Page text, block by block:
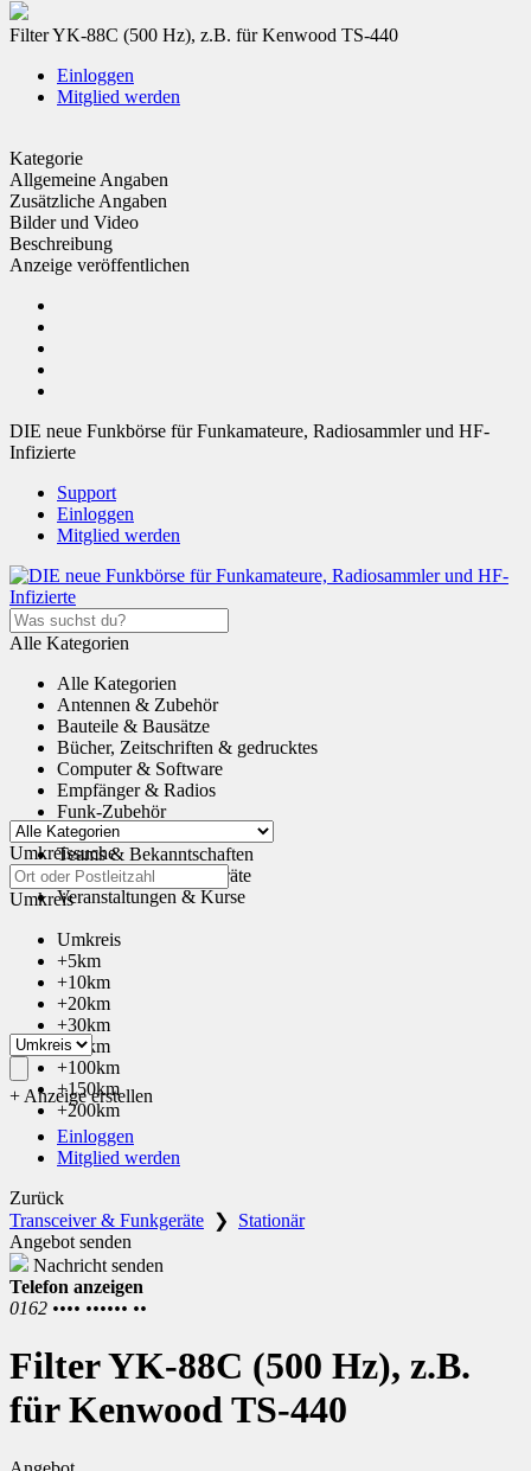
Filter YK-88C (500 Hz), z.B. für Kenwood TS-440
Einloggen
Mitglied werden
Kategorie
Allgemeine Angaben
Zusätzliche Angaben
Bilder und Video
Beschreibung
Anzeige veröffentlichen
DIE neue Funkbörse für Funkamateure, Radiosammler und HF-
Infizierte
Support
Einloggen
Mitglied werden
Alle Kategorien
Alle Kategorien
Antennen & Zubehör
Bauteile & Bausätze
Bücher, Zeitschriften & gedrucktes
Computer & Software
Empfänger & Radios
Funk-Zubehör
Tauschen & Schenken
Teams & Bekanntschaften
Transceiver & Funkgeräte
Veranstaltungen & Kurse
Umkreissuche
Umkreis
Umkreis
+5km
+10km
+20km
+30km
+50km
+100km
+150km
+200km
+ Anzeige erstellen
Einloggen
Mitglied werden
Zurück
Transceiver & Funkgeräte ❯ Stationär
Angebot senden
Nachricht senden
Telefon anzeigen
0162 •••• •••••• ••
Filter YK-88C (500 Hz), z.B.
für Kenwood TS-440